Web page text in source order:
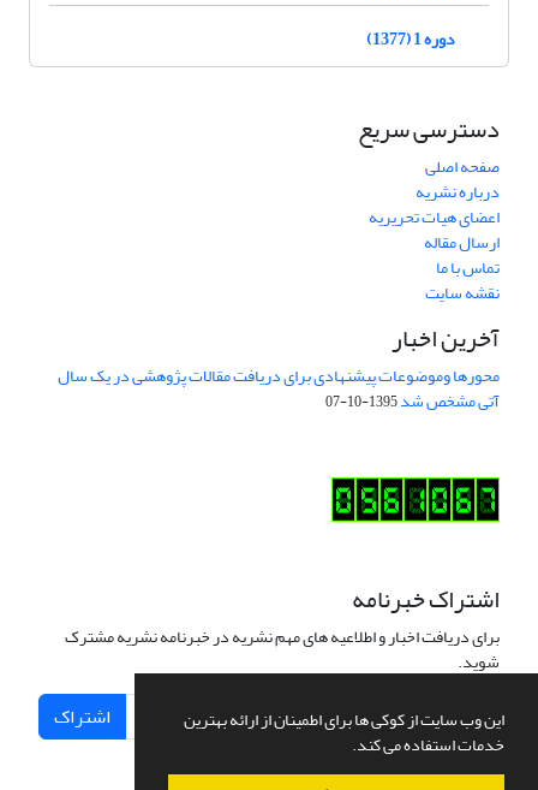
این وب سایت از کوکی ها برای اطمینان از ارائه بهترین
خدمات استفاده می کند.
دوره 1 (1377)
دسترسی سریع
صفحه اصلی
درباره نشریه
اعضای هیات تحریریه
ارسال مقاله
تماس با ما
نقشه سایت
آخرین اخبار
محورها وموضوعات پیشنهادی برای دریافت مقالات پژوهشی در یک سال
آتی مشخص شد1395-10-07
اشتراک خبرنامه
برای دریافت اخبار و اطلاعیه های مهم نشریه در خبرنامه نشریه مشترک
شوید.
اشتراک